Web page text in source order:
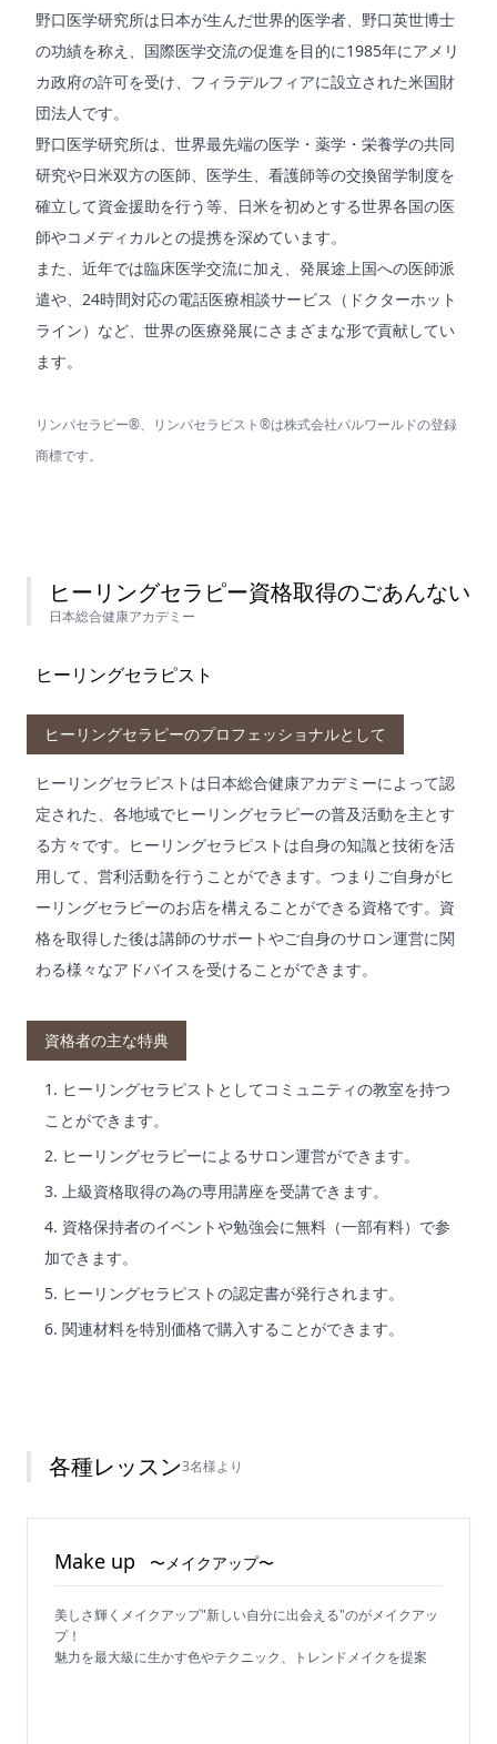
野口医学研究所は日本が生んだ世界的医学者、野口英世博士
の功績を称え、国際医学交流の促進を目的に1985年にアメリ
カ政府の許可を受け、フィラデルフィアに設立された米国財
団法人です。
野口医学研究所は、世界最先端の医学・薬学・栄養学の共同
研究や日米双方の医師、医学生、看護師等の交換留学制度を
確立して資金援助を行う等、日米を初めとする世界各国の医
師やコメディカルとの提携を深めています。
また、近年では臨床医学交流に加え、発展途上国への医師派
遣や、24時間対応の電話医療相談サービス（ドクターホット
ライン）など、世界の医療発展にさまざまな形で貢献してい
ます。
リンパセラピー®、リンパセラピスト®は株式会社パルワールドの登録
商標です。
ヒーリングセラピー資格取得のごあんない
日本総合健康アカデミー
ヒーリングセラピスト
ヒーリングセラピーのプロフェッショナルとして
ヒーリングセラピストは日本総合健康アカデミーによって認
定された、各地域でヒーリングセラピーの普及活動を主とす
る方々です。ヒーリングセラピストは自身の知識と技術を活
用して、営利活動を行うことができます。つまりご自身がヒ
ーリングセラピーのお店を構えることができる資格です。資
格を取得した後は講師のサポートやご自身のサロン運営に関
わる様々なアドバイスを受けることができます。
資格者の主な特典
ヒーリングセラピストとしてコミュニティの教室を持つ
ことができます。
ヒーリングセラピーによるサロン運営ができます。
上級資格取得の為の専用講座を受講できます。
資格保持者のイベントや勉強会に無料（一部有料）で参
加できます。
ヒーリングセラピストの認定書が発行されます。
関連材料を特別価格で購入することができます。
各種レッスン3名様より
Make up 〜メイクアップ〜
美しさ輝くメイクアップ"新しい自分に出会える"のがメイクアッ
プ！
魅力を最大級に生かす色やテクニック、トレンドメイクを提案